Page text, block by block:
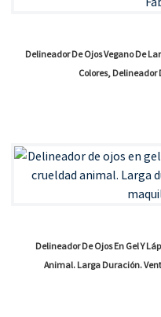
Delineador De Ojos Vegano De
Colores, Delineador
Delineador De Ojos En Gel Y
Animal. Larga Duración.